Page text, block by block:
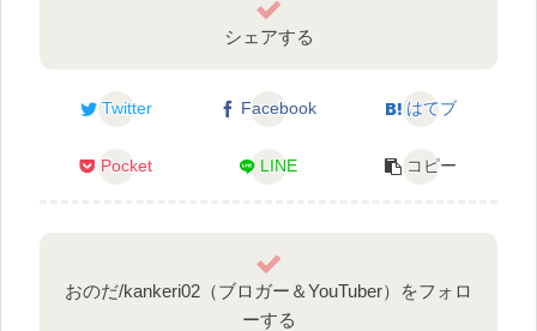
シェアする
Twitter Facebook はてブ
Pocket LINE コピー
おのだ/kankeri02（ブロガー＆YouTuber）をフォロ
ーする